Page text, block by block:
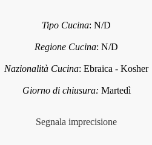
Tipo Cucina:N/D
Regione Cucina:N/D
Nazionalità Cucina:Ebraica - Kosher
Giorno di chiusura: Martedì
Segnala imprecisione